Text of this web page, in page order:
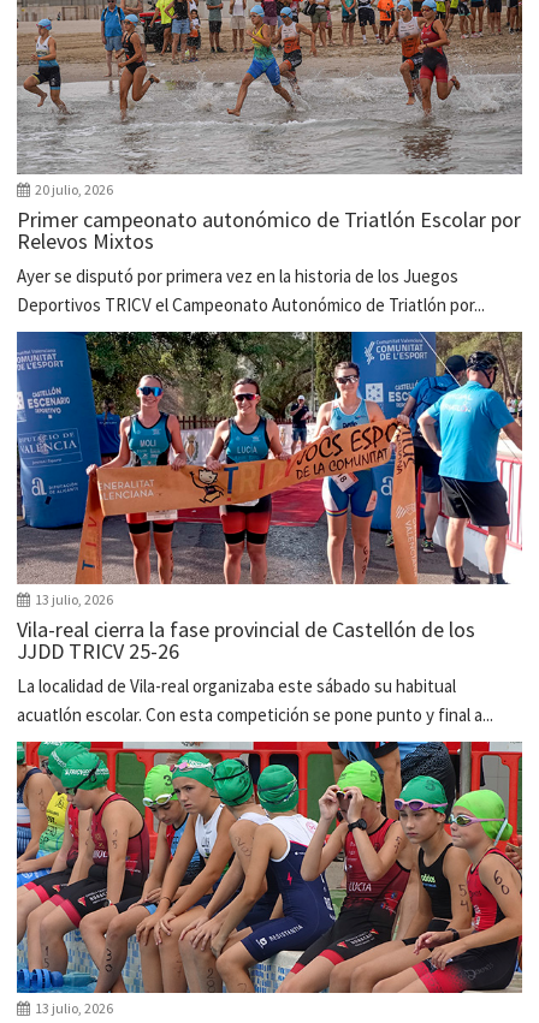
20 julio, 2026
Primer campeonato autonómico de Triatlón Escolar por
Relevos Mixtos
Ayer se disputó por primera vez en la historia de los Juegos
Deportivos TRICV el Campeonato Autonómico de Triatlón por...
13 julio, 2026
Vila-real cierra la fase provincial de Castellón de los
JJDD TRICV 25-26
La localidad de Vila-real organizaba este sábado su habitual
acuatlón escolar. Con esta competición se pone punto y final a...
13 julio, 2026